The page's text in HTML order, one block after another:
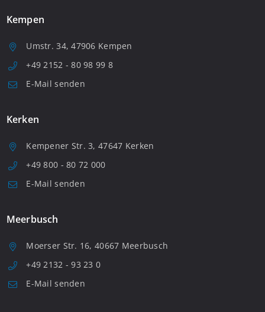
Kempen
Umstr. 34, 47906 Kempen
+49 2152 - 80 98 99 8
E-Mail senden
Kerken
Kempener Str. 3, 47647 Kerken
+49 800 - 80 72 000
E-Mail senden
Meerbusch
Moerser Str. 16, 40667 Meerbusch
+49 2132 - 93 23 0
E-Mail senden